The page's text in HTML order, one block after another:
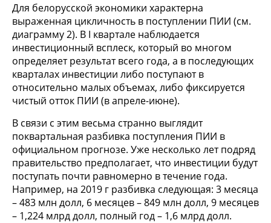
Для белорусской экономики характерна
выраженная цикличность в поступлении ПИИ (см.
диаграмму 2). В I квартале наблюдается
инвестиционный всплеск, который во многом
определяет результат всего года, а в последующих
кварталах инвестиции либо поступают в
относительно малых объемах, либо фиксируется
чистый отток ПИИ (в апреле-июне).
В связи с этим весьма странно выглядит
поквартальная разбивка поступления ПИИ в
официальном прогнозе. Уже несколько лет подряд
правительство предполагает, что инвестиции будут
поступать почти равномерно в течение года.
Например, на 2019 г разбивка следующая: 3 месяца
– 483 млн долл, 6 месяцев – 849 млн долл, 9 месяцев
– 1,224 млрд долл, полный год – 1,6 млрд долл.